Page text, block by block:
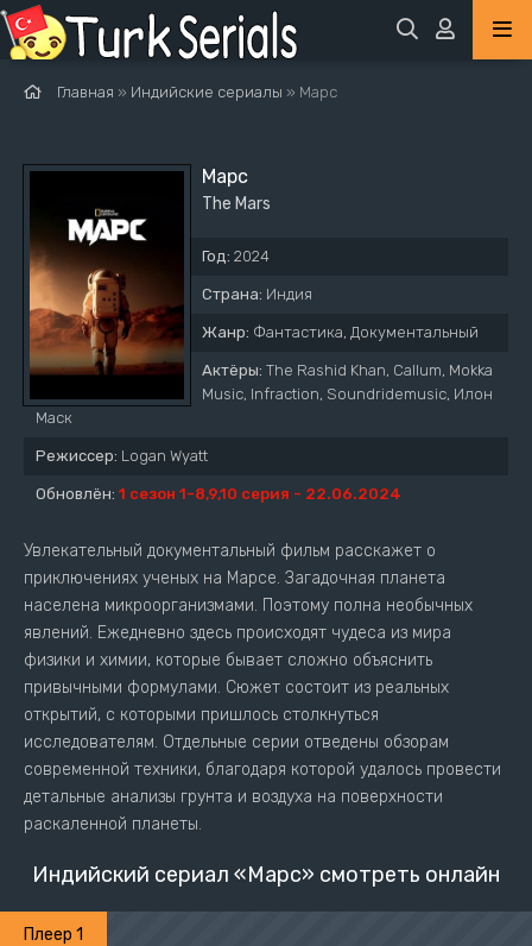
Главная » Индийские сериалы » Марс
Марс
The Mars
Год: 2024
Страна: Индия
Жанр: Фантастика, Документальный
Актёры: The Rashid Khan, Callum, Mokka
Music, Infraction, Soundridemusic, Илон
Маск
Режиссер: Logan Wyatt
Обновлён: 1 сезон 1-8,9,10 серия - 22.06.2024
Увлекательный документальный фильм расскажет о
приключениях ученых на Марсе. Загадочная планета
населена микроорганизмами. Поэтому полна необычных
явлений. Ежедневно здесь происходят чудеса из мира
физики и химии, которые бывает сложно объяснить
привычными формулами. Сюжет состоит из реальных
открытий, с которыми пришлось столкнуться
исследователям. Отдельные серии отведены обзорам
современной техники, благодаря которой удалось провести
детальные анализы грунта и воздуха на поверхности
раскаленной планеты.
Индийский сериал «Марс» смотреть онлайн
Плеер 1